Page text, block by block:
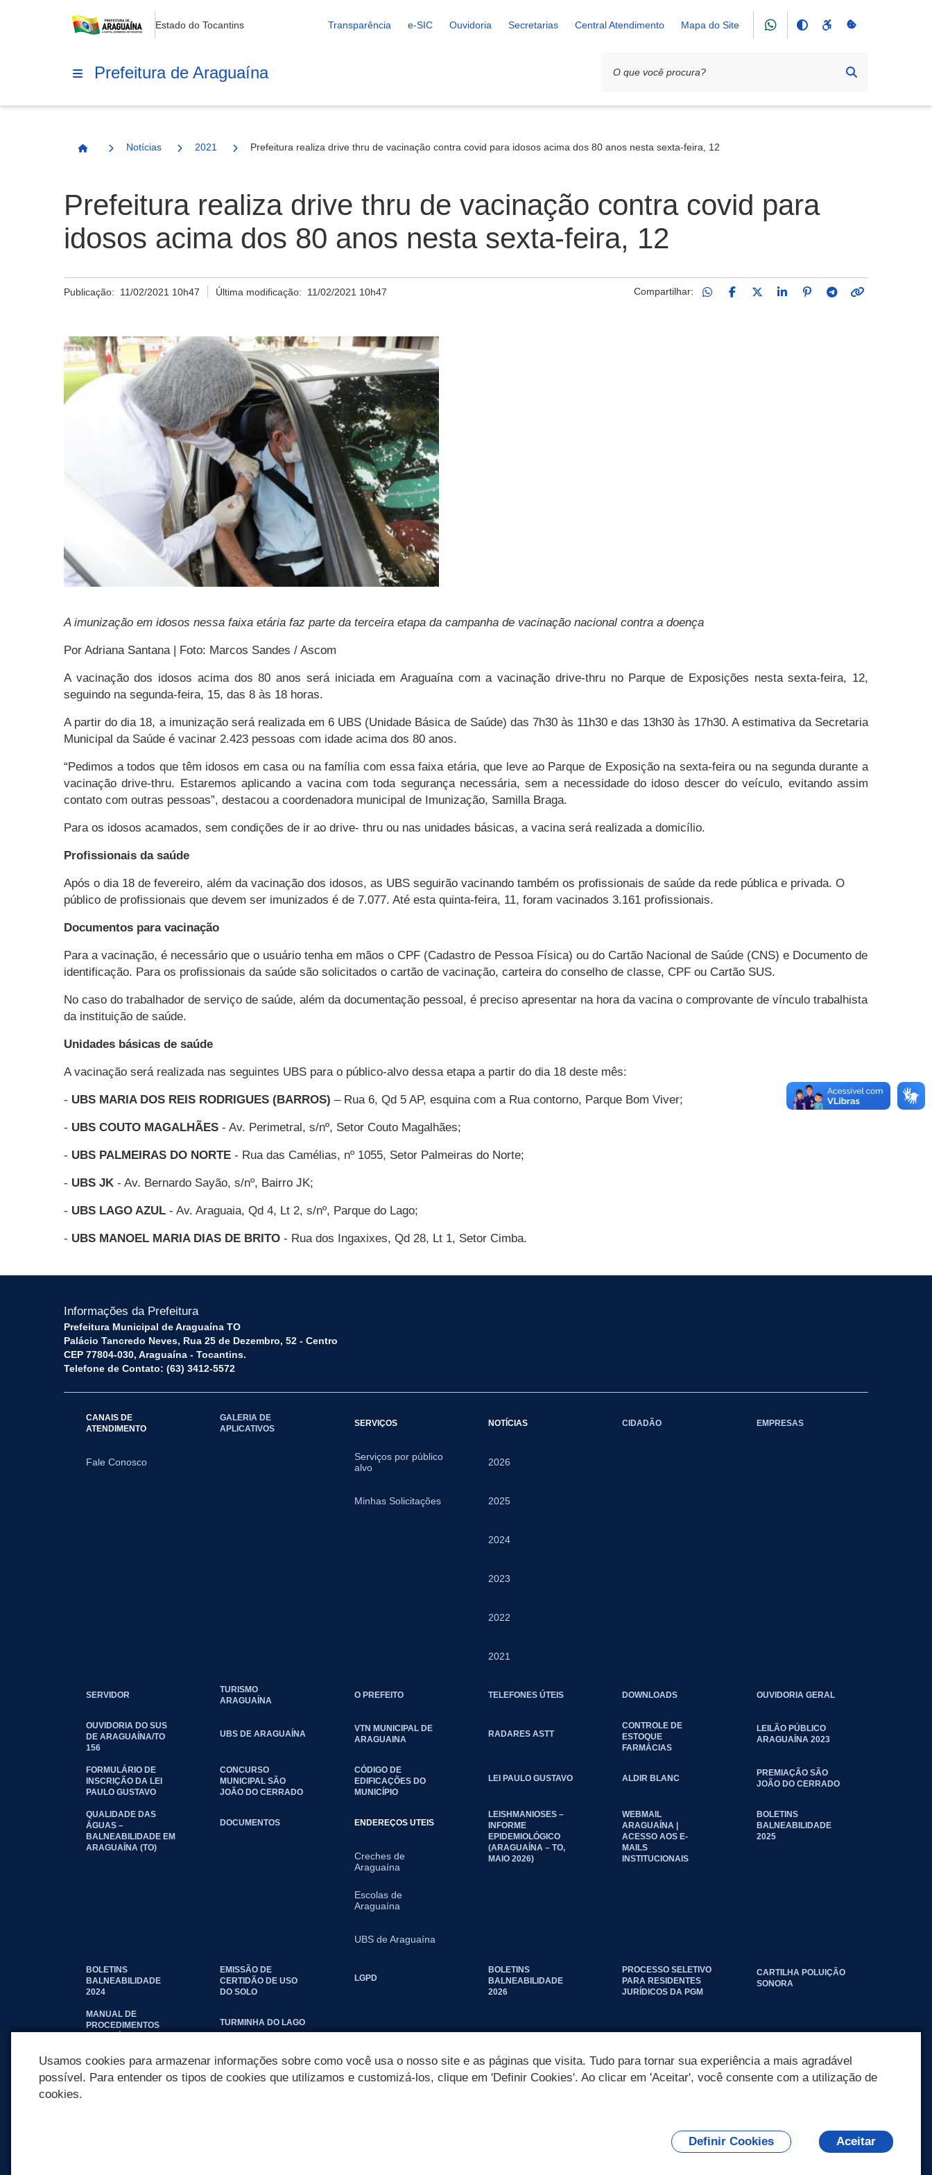
Estado do Tocantins Transparência e-SIC Ouvidoria Secretarias Central Atendimento Mapa do Site
Prefeitura de Araguaína
Página Inicial
Notícias 2021 Prefeitura realiza drive thru de vacinação contra covid para idosos acima dos 80 anos nesta sexta-feira, 12
Prefeitura realiza drive thru de vacinação contra covid para
idosos acima dos 80 anos nesta sexta-feira, 12
Publicação: 11/02/2021 10h47 Última modificação: 11/02/2021 10h47 Compartilhar:
A imunização em idosos nessa faixa etária faz parte da terceira etapa da campanha de vacinação nacional contra a doença
Por Adriana Santana | Foto: Marcos Sandes / Ascom
A vacinação dos idosos acima dos 80 anos será iniciada em Araguaína com a vacinação drive-thru no Parque de Exposições nesta sexta-feira, 12,
seguindo na segunda-feira, 15, das 8 às 18 horas.
A partir do dia 18, a imunização será realizada em 6 UBS (Unidade Básica de Saúde) das 7h30 às 11h30 e das 13h30 às 17h30. A estimativa da Secretaria
Municipal da Saúde é vacinar 2.423 pessoas com idade acima dos 80 anos.
“Pedimos a todos que têm idosos em casa ou na família com essa faixa etária, que leve ao Parque de Exposição na sexta-feira ou na segunda durante a
vacinação drive-thru. Estaremos aplicando a vacina com toda segurança necessária, sem a necessidade do idoso descer do veículo, evitando assim
contato com outras pessoas”, destacou a coordenadora municipal de Imunização, Samilla Braga.
Para os idosos acamados, sem condições de ir ao drive- thru ou nas unidades básicas, a vacina será realizada a domicílio.
Profissionais da saúde
Após o dia 18 de fevereiro, além da vacinação dos idosos, as UBS seguirão vacinando também os profissionais de saúde da rede pública e privada. O
público de profissionais que devem ser imunizados é de 7.077. Até esta quinta-feira, 11, foram vacinados 3.161 profissionais.
Documentos para vacinação
Para a vacinação, é necessário que o usuário tenha em mãos o CPF (Cadastro de Pessoa Física) ou do Cartão Nacional de Saúde (CNS) e Documento de
identificação. Para os profissionais da saúde são solicitados o cartão de vacinação, carteira do conselho de classe, CPF ou Cartão SUS.
No caso do trabalhador de serviço de saúde, além da documentação pessoal, é preciso apresentar na hora da vacina o comprovante de vínculo trabalhista
da instituição de saúde.
Unidades básicas de saúde
A vacinação será realizada nas seguintes UBS para o público-alvo dessa etapa a partir do dia 18 deste mês:
- UBS MARIA DOS REIS RODRIGUES (BARROS) – Rua 6, Qd 5 AP, esquina com a Rua contorno, Parque Bom Viver;
- UBS COUTO MAGALHÃES - Av. Perimetral, s/nº, Setor Couto Magalhães;
- UBS PALMEIRAS DO NORTE - Rua das Camélias, nº 1055, Setor Palmeiras do Norte;
- UBS JK - Av. Bernardo Sayão, s/nº, Bairro JK;
- UBS LAGO AZUL - Av. Araguaia, Qd 4, Lt 2, s/nº, Parque do Lago;
- UBS MANOEL MARIA DIAS DE BRITO - Rua dos Ingaxixes, Qd 28, Lt 1, Setor Cimba.
Informações da Prefeitura
Prefeitura Municipal de Araguaína TO
Palácio Tancredo Neves, Rua 25 de Dezembro, 52 - Centro
CEP 77804-030, Araguaína - Tocantins.
Telefone de Contato: (63) 3412-5572
CANAIS DE
ATENDIMENTO
Fale Conosco
GALERIA DE
APLICATIVOS
SERVIÇOS
Serviços por público
alvo
Minhas Solicitações
NOTÍCIAS
2026
2025
2024
2023
2022
2021
CIDADÃO EMPRESAS
SERVIDOR
TURISMO
ARAGUAÍNA
O PREFEITO TELEFONES ÚTEIS DOWNLOADS OUVIDORIA GERAL
OUVIDORIA DO SUS
DE ARAGUAÍNA/TO
156
UBS DE ARAGUAÍNA
VTN MUNICIPAL DE
ARAGUAINA
RADARES ASTT
CONTROLE DE
ESTOQUE
FARMÁCIAS
LEILÃO PÚBLICO
ARAGUAÍNA 2023
FORMULÁRIO DE
INSCRIÇÃO DA LEI
PAULO GUSTAVO
CONCURSO
MUNICIPAL SÃO
JOÃO DO CERRADO
CÓDIGO DE
EDIFICAÇÕES DO
MUNICÍPIO
LEI PAULO GUSTAVO ALDIR BLANC
PREMIAÇÃO SÃO
JOÃO DO CERRADO
QUALIDADE DAS
ÁGUAS –
BALNEABILIDADE EM
ARAGUAÍNA (TO)
DOCUMENTOS ENDEREÇOS UTEIS
Creches de
Araguaína
Escolas de
Araguaína
UBS de Araguaína
LEISHMANIOSES –
INFORME
EPIDEMIOLÓGICO
(ARAGUAÍNA – TO,
MAIO 2026)
WEBMAIL
ARAGUAÍNA |
ACESSO AOS E-
MAILS
INSTITUCIONAIS
BOLETINS
BALNEABILIDADE
2025
BOLETINS
BALNEABILIDADE
2024
EMISSÃO DE
CERTIDÃO DE USO
DO SOLO
LGPD
BOLETINS
BALNEABILIDADE
2026
PROCESSO SELETIVO
PARA RESIDENTES
JURÍDICOS DA PGM
CARTILHA POLUIÇÃO
SONORA
MANUAL DE
PROCEDIMENTOS
TURMINHA DO LAGO
Usamos cookies para armazenar informações sobre como você usa o nosso site e as páginas que visita. Tudo para tornar sua experiência a mais agradável
possível. Para entender os tipos de cookies que utilizamos e customizá-los, clique em 'Definir Cookies'. Ao clicar em 'Aceitar', você consente com a utilização de
cookies.
Definir Cookies Aceitar